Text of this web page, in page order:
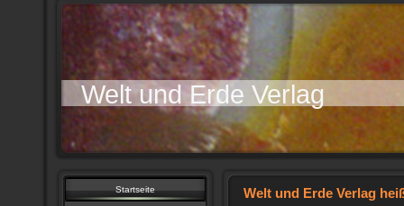
Welt und Erde Verlag
Startseite Welt und Erde Verlag